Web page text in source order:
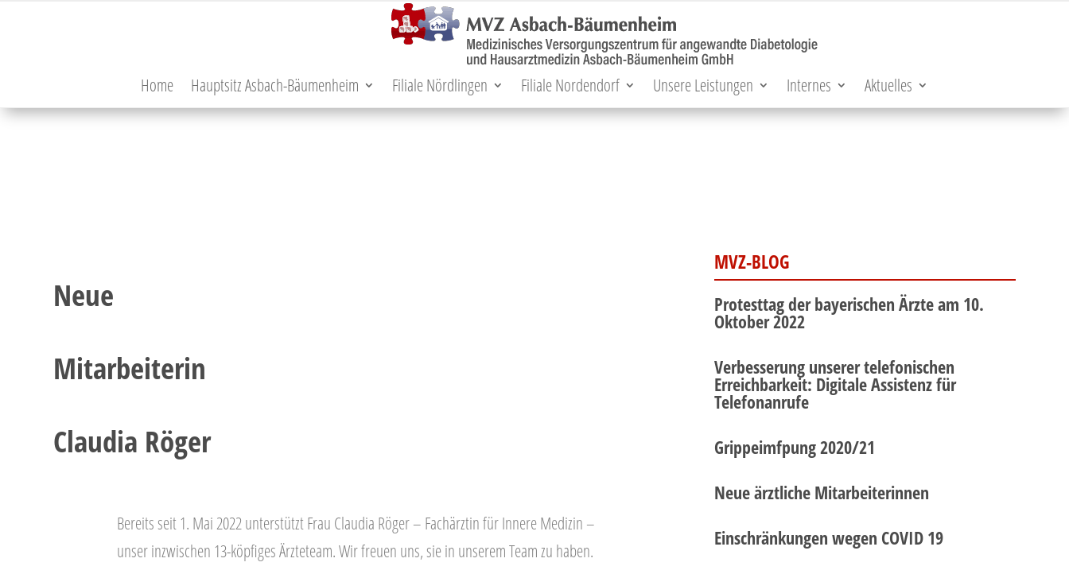
Home Hauptsitz Asbach-Bäumenheim Filiale Nördlingen Filiale Nordendorf Unsere Leistungen Internes Aktuelles
Neue
Mitarbeiterin
Claudia Röger
Bereits seit 1. Mai 2022 unterstützt Frau Claudia Röger – Fachärztin für Innere Medizin –
unser inzwischen 13-köpfiges Ärzteteam. Wir freuen uns, sie in unserem Team zu haben.
MVZ-BLOG
Protesttag der bayerischen Ärzte am 10.
Oktober 2022
Verbesserung unserer telefonischen
Erreichbarkeit: Digitale Assistenz für
Telefonanrufe
Grippeimfpung 2020/21
Neue ärztliche Mitarbeiterinnen
Einschränkungen wegen COVID 19